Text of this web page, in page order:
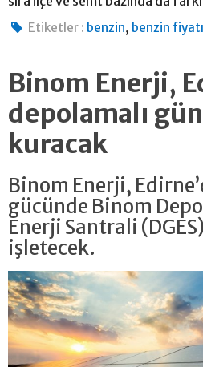
Etiketler : benzin, benzin fiyatı
Binom Enerji,
depolamalı
kuracak
Binom Enerji,
gücünde Binom
Enerji Santrali
işletecek.